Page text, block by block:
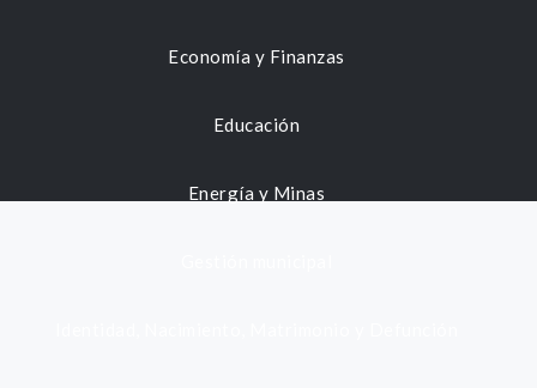
Economía y Finanzas
Educación
Energía y Minas